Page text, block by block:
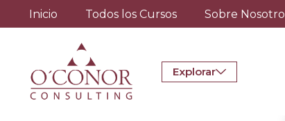
Inicio Todos los Cursos Sobre
Explorar